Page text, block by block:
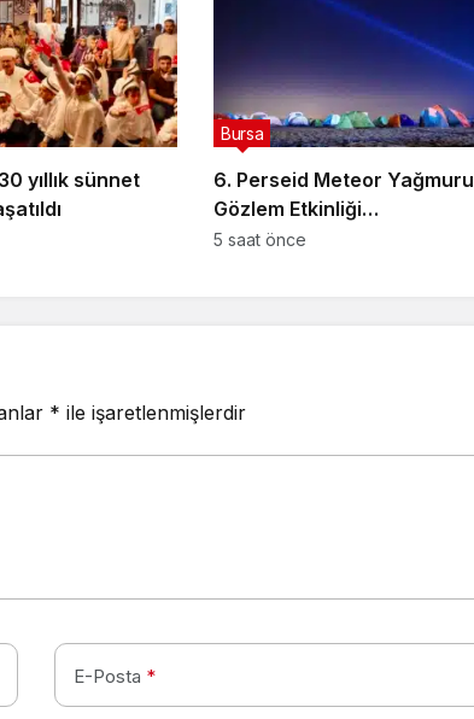
yıllık sünnet
6. Perseid Meteor Yağmuru
Gözlem Etkinliği
Karacabey’de gökyüzü
Bursa
5 saat önce
* ile işaretlenmişlerdir
E-Posta *